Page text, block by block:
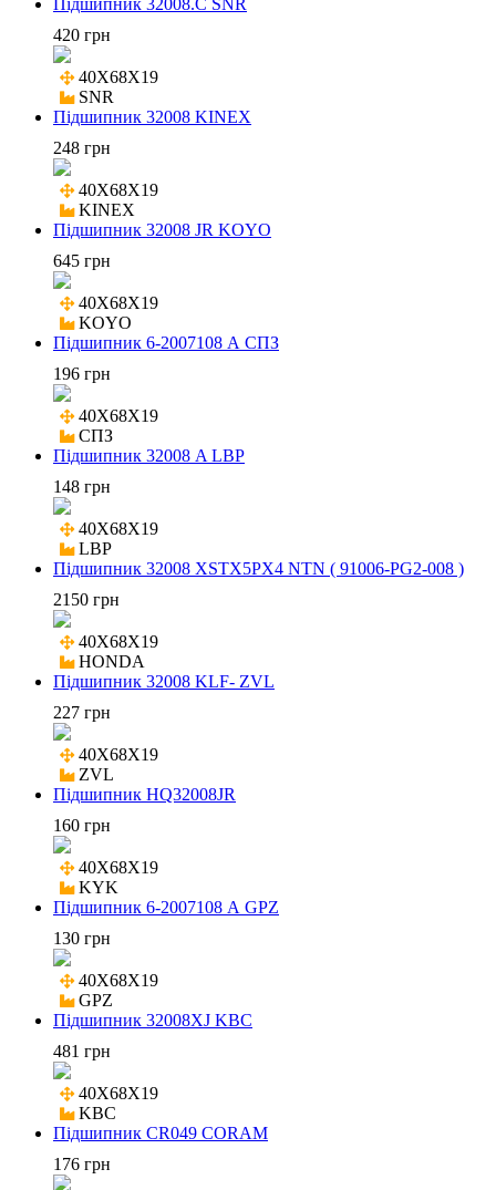
420 грн
40X68X19
SNR
Підшипник 32008 KINEX
248 грн
40X68X19
KINEX
Підшипник 32008 JR KOYO
645 грн
40X68X19
KOYO
Підшипник 6-2007108 А СПЗ
196 грн
40X68X19
СПЗ
Підшипник 32008 A LBP
148 грн
40X68X19
LBP
Підшипник 32008 XSTX5PX4 NTN ( 91006-PG2-008 )
2150 грн
40X68X19
HONDA
Підшипник 32008 KLF- ZVL
227 грн
40X68X19
ZVL
Підшипник HQ32008JR
160 грн
40X68X19
KYK
Підшипник 6-2007108 А GPZ
130 грн
40X68X19
GPZ
Підшипник 32008XJ KBC
481 грн
40X68X19
KBC
Підшипник CR049 CORAM
176 грн